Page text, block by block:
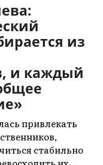
из
и каждый
привлекать
стабильно